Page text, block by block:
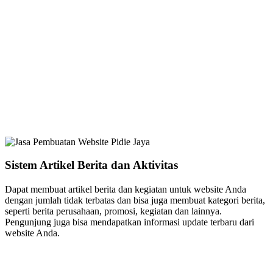
Sistem Artikel Berita dan Aktivitas
Dapat membuat artikel berita dan kegiatan untuk website Anda
dengan jumlah tidak terbatas dan bisa juga membuat kategori berita,
seperti berita perusahaan, promosi, kegiatan dan lainnya.
Pengunjung juga bisa mendapatkan informasi update terbaru dari
website Anda.